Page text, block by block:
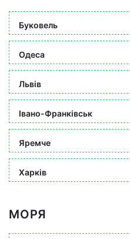
Буковель
Одеса
Львів
Івано-Франківськ
Яремче
Харків
МОРЯ